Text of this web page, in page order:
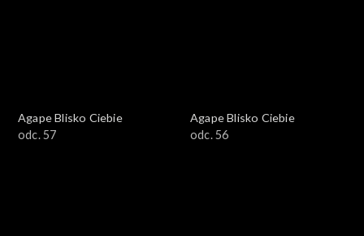
Agape Blisko Ciebie
odc. 57
Agape Blisko Ciebie
odc. 56